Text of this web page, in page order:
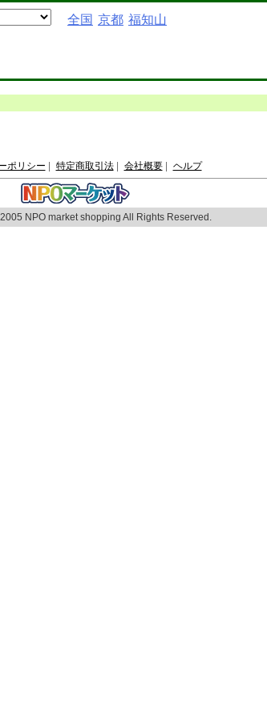
全国 京都 福知山
ポリシー 特定商取引法| 会社概要| ヘルプ
NPO market shopping All Rights Reserved.